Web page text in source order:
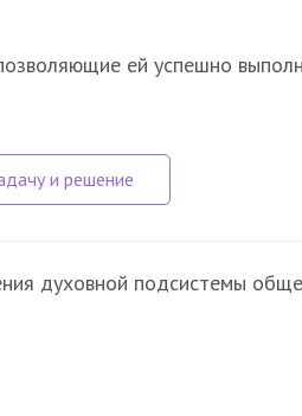
ей успешно
духовной подсистемы